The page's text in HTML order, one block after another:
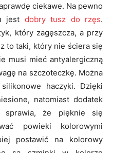
ciekawe. Na pewno
jest dobry tusz do rzęs.
który zagęszcza, a przy
to taki, który nie ściera się
musi mieć antyalergiczną
na szczoteczkę. Można
haczyki. Dzięki
natomiast dodatek
sprawia, że pięknie się
powieki kolorowymi
postawić na kolorowy